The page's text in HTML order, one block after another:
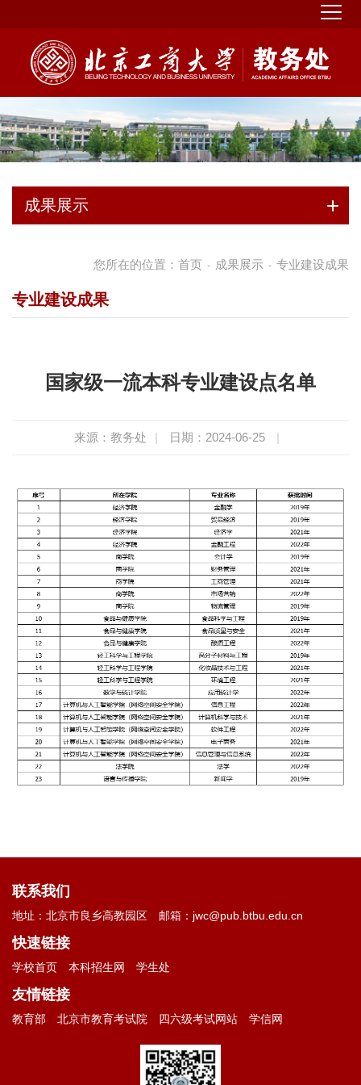
成果展示
您所在的位置： 首页 - 成果展示 - 专业建设成果
专业建设成果
国家级一流本科专业建设点名单
来源：教务处 | 日期：2024-06-25 |
联系我们
地址：北京市良乡高教园区 邮箱：jwc@pub.btbu.edu.cn
快速链接
学校首页 本科招生网 学生处
友情链接
教育部 北京市教育考试院 四六级考试网站 学信网